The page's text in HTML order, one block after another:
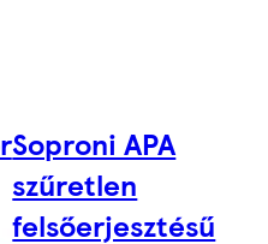
Soproni APA
szűretlen
felsőerjesztésű